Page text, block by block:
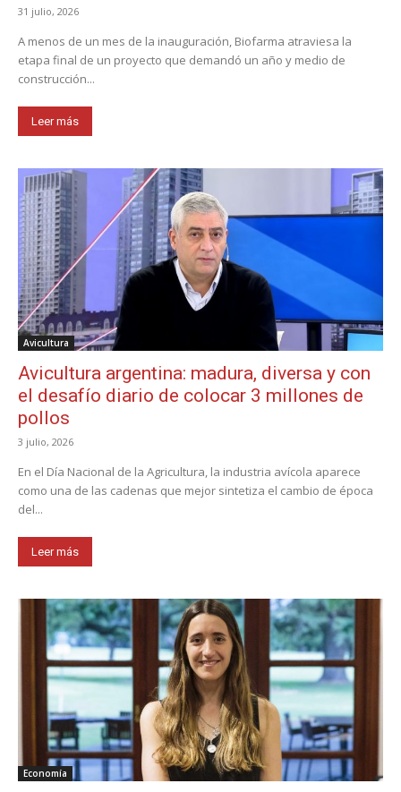
31 julio, 2026
A menos de un mes de la inauguración, Biofarma atraviesa la
etapa final de un proyecto que demandó un año y medio de
construcción...
Leer más
Avicultura
Avicultura argentina: madura, diversa y con
el desafío diario de colocar 3 millones de
pollos
3 julio, 2026
En el Día Nacional de la Agricultura, la industria avícola aparece
como una de las cadenas que mejor sintetiza el cambio de época
del...
Leer más
Economía